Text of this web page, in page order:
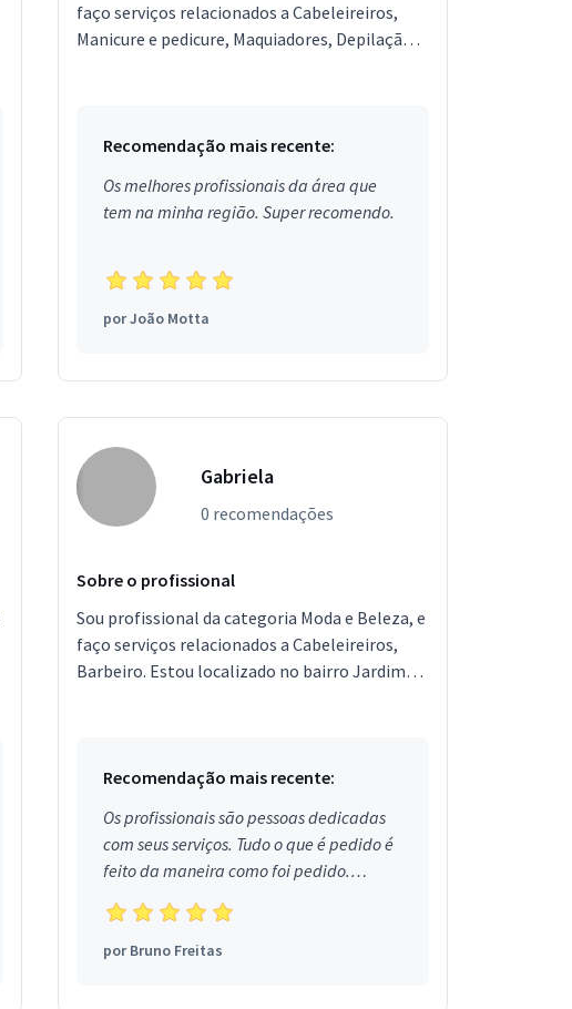
faço serviços relacionados a Cabeleireiros,
Manicure e pedicure, Maquiadores, Depilação,
Recomendação mais recente:
Os melhores profissionais da área que
tem na minha região. Super recomendo.
porJoão Motta
Gabriela
0 recomendações
Sobre o profissional
Sou profissional da categoria Moda e Beleza, e
faço serviços relacionados a Cabeleireiros,
Barbeiro. Estou localizado no bairro Jardim
Recomendação mais recente:
Os profissionais são pessoas dedicadas
com seus serviços. Tudo o que é pedido é
feito da maneira como foi pedido.
Aprovado!
porBruno Freitas